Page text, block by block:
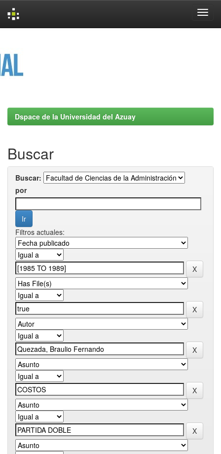
Dspace de la Universidad del Azuay
Buscar
Buscar:
por
Filtros actuales: